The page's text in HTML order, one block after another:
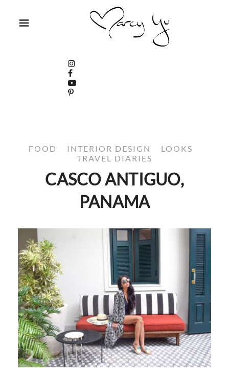
FOOD INTERIOR DESIGN
LOOKS
TRAVEL DIARIES
CASCO ANTIGUO,
PANAMA